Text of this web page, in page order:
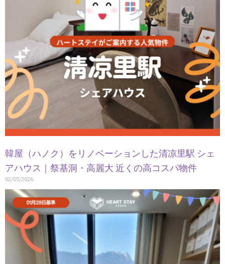
韓屋（ハノク）をリノベーションした清凉里駅 シェ
アハウス｜祭基洞・高麗大 近くの高コスパ物件
02/05/2026